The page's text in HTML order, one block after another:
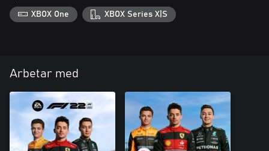
XBOX One XBOX Series X|S
Arbetar med